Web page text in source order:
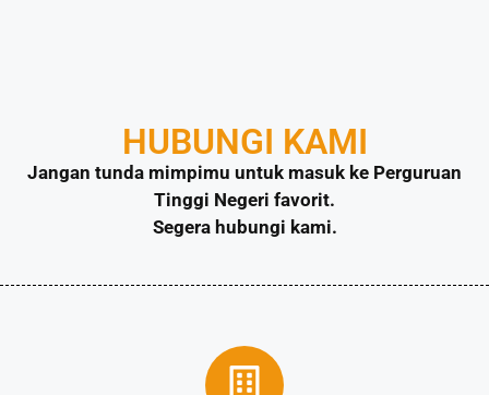
HUBUNGI KAMI
Jangan tunda mimpimu untuk masuk ke Perguruan
Tinggi Negeri favorit.
Segera hubungi kami.